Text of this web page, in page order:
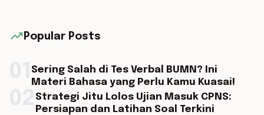
trending_up Popular Posts
Sering Salah di Tes Verbal BUMN? Ini
Materi Bahasa yang Perlu Kamu Kuasai!
Strategi Jitu Lolos Ujian Masuk CPNS:
Persiapan dan Latihan Soal Terkini